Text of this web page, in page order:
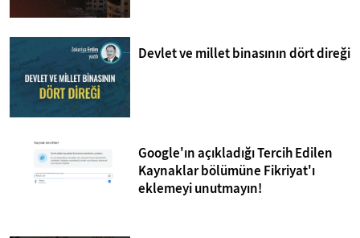
Devlet ve millet binasının dört direği
Google'ın açıkladığı Tercih Edilen
Kaynaklar bölümüne Fikriyat'ı
eklemeyi unutmayın!